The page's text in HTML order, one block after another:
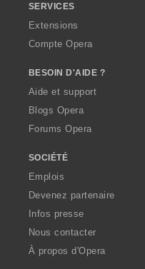
SERVICES
Extensions
Compte Opera
BESOIN D'AIDE ?
Aide et support
Blogs Opera
Forums Opera
SOCIÉTÉ
Emplois
Devenez partenaire
Infos presse
Nous contacter
À propos d'Opera